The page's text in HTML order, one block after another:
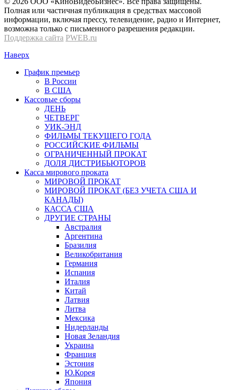
Полная или частичная публикация в средствах массовой
информации, включая прессу, телевидение, радио и Интернет,
возможна только с письменного разрешения редакции.
Поддержка сайта PWEB.ru
Наверх
График премьер
В России
В США
Кассовые сборы
ДЕНЬ
ЧЕТВЕРГ
УИК-ЭНД
ФИЛЬМЫ ТЕКУЩЕГО ГОДА
РОССИЙСКИЕ ФИЛЬМЫ
ОГРАНИЧЕННЫЙ ПРОКАТ
ДОЛЯ ДИСТРИБЬЮТОРОВ
Касса мирового проката
МИРОВОЙ ПРОКАТ
МИРОВОЙ ПРОКАТ (БЕЗ УЧЕТА США И
КАНАДЫ)
КАССА США
ДРУГИЕ СТРАНЫ
Австралия
Аргентина
Бразилия
Великобритания
Германия
Испания
Италия
Китай
Латвия
Литва
Мексика
Нидерланды
Новая Зеландия
Украина
Франция
Эстония
Ю.Корея
Япония